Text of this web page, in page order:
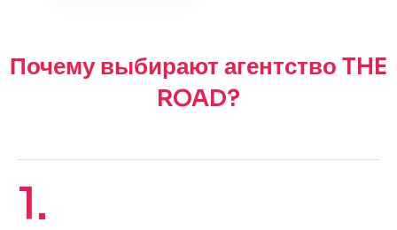
Почему выбирают агентство THE
ROAD?
1.